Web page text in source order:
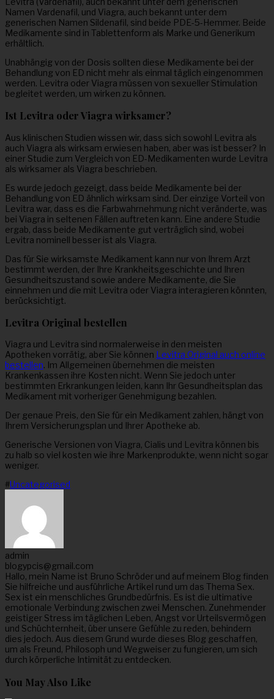
Namen Vardenafil, und Viagra, auch bekannt unter dem
generischen Namen Sildenafil, sind beide PDE-5-Hemmer. Beide
Medikamente sind in Tablettenform als Marke und Generikum
erhältlich.
Unabhängig von der Dosis sollten diese Medikamente bei der
Behandlung von ED nicht mehr als einmal täglich eingenommen
werden. Levitra oder Viagra müssen von sexueller Stimulation
begleitet werden, um wirken zu können.
Ist Levitra oder Viagra wirksamer?
Aus klinischen Studien wissen wir, dass sich sowohl Levitra als
auch Viagra als wirksam erwiesen haben, aber was ist besser? In
einer Studie zum Vergleich von ED-Medikamenten wurde Levitra
als wirksamer als Viagra beschrieben.
Es wurde jedoch gezeigt, dass beide Medikamente bei der
Behandlung von ED ähnlich wirksam sind. Der einzige Vorteil von
Levitra war, dass es die Farbwahrnehmung nicht veränderte, was
bei Viagra in seltenen Fällen auftreten kann. Eine andere Studie
ergab, dass beide Medikamente gut verträglich sind, wobei
Levitra nominell besser ist als Viagra.
Das für Sie wirksamste Medikament kann nur von Ihrem Arzt
bestimmt werden, der Ihre Krankheitsgeschichte und Ihren
Gesundheitszustand sowie andere Medikamente, die Sie
einnehmen und die mit Levitra oder Viagra interagieren könnten,
berücksichtigt.
Levitra Original bestellen
Viagra und Levitra sind normalerweise in den meisten
Apotheken vorrätig, aber Sie können Levitra Original auch online
bestellen. Im Allgemeinen übernehmen die meisten
Krankenkassen ihre Kosten nicht. Wenn Sie jedoch unter
bestimmten Erkrankungen leiden, kann Ihr Gesundheitsplan das
Medikament mit vorheriger Genehmigung bezahlen.
Der genaue Preis, den Sie für ein Medikament zahlen, hängt von
Ihrem Versicherungsplan und Ihrer Apotheke ab.
Generische Versionen von Viagra, Cialis und Levitra können bis
zu halb so viel kosten wie ihre Markenprodukte, wenn nicht sogar
weniger.
#Uncategorised
admin
blogypcis@gmail.com
Hallo, mein Name ist Bruno Schröder und auf meinem Blog finden
Sie hilfreiche und ausführliche Artikel rund um das Thema Sex.
Sex ist ein menschliches Grundbedürfnis. Es ist die ultimative
emotionale Verbindung zwischen zwei Menschen. Zunehmender
geistiger Stress im täglichen Leben, Angst vor Urteilsvermögen
und Schüchternheit, über unsere Gefühle zu reden, behindern
dies jedoch. Aus diesem Grund wurde dieses Blog geschaffen,
um als Freund, Philosoph und Wegweiser zu fungieren, um sich
durch körperliche Intimität zu entdecken.
You May Also Like